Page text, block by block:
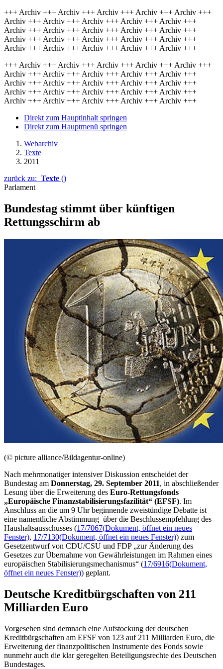
+++ Archiv +++ Archiv +++ Archiv +++ Archiv +++ Archiv +++
Archiv +++ Archiv +++ Archiv +++ Archiv +++ Archiv +++
Archiv +++ Archiv +++ Archiv +++ Archiv +++ Archiv +++
Archiv +++ Archiv +++ Archiv +++ Archiv +++ Archiv +++
Archiv +++ Archiv +++ Archiv +++ Archiv +++ Archiv +++
+++ Archiv +++ Archiv +++ Archiv +++ Archiv +++ Archiv +++
Archiv +++ Archiv +++ Archiv +++ Archiv +++ Archiv +++
Archiv +++ Archiv +++ Archiv +++ Archiv +++ Archiv +++
Archiv +++ Archiv +++ Archiv +++ Archiv +++ Archiv +++
Archiv +++ Archiv +++ Archiv +++ Archiv +++ Archiv +++
Direkt zum Hauptinhalt springen
Direkt zum Hauptmenü springen
Webarchiv
Texte
2011
zurück zu: Texte ()
Parlament
Bundestag stimmt über künftigen
Rettungsschirm ab
(© picture alliance/Bildagentur-online)
Nach mehrmonatiger intensiver Diskussion entscheidet der
Bundestag am Donnerstag, 29. September 2011, in abschließender
Lesung über die Erweiterung des Euro-Rettungsfonds
„Europäische Finanzstabilisierungsfazilität“ (EFSF). Im
Anschluss an die um 9 Uhr beginnende zweistündige Debatte ist
eine namentliche Abstimmung über die Beschlussempfehlung des
Haushaltsausschusses (17/7067(Dokument, öffnet ein neues
Fenster), 17/7130(Dokument, öffnet ein neues Fenster)) zum
Gesetzentwurf von CDU/CSU und FDP „zur Änderung des
Gesetzes zur Übernahme von Gewährleistungen im Rahmen eines
europäischen Stabilisierungsmechanismus“ (17/6916(Dokument,
öffnet ein neues Fenster)) geplant.
Deutsche Kreditbürgschaften von 211
Milliarden Euro
Vorgesehen sind demnach eine Aufstockung der deutschen
Kreditbürgschaften am EFSF von 123 auf 211 Milliarden Euro, die
Erweiterung der finanzpolitischen Instrumente des Fonds sowie
nunmehr auch die klar geregelten Beteiligungsrechte des Deutschen
Bundestages.